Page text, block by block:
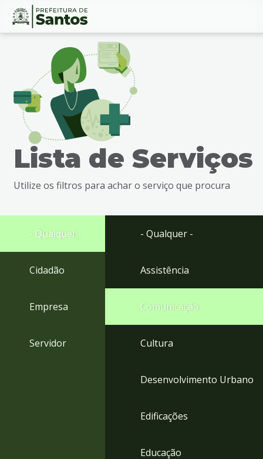
Ir
busca
Ir
rodapé
Conteúdo
Lista de Serviços
Utilize os filtros para achar o serviço que procura
- Qualquer -
Cidadão
Empresa
Servidor
- Qualquer -
Assistência
Comunicação
Cultura
Desenvolvimento Urbano
Edificações
Educação